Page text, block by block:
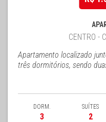
CENTRO -
Apartamento localizado
três dormitórios, sendo
DORM.
3
SUÍTES
2